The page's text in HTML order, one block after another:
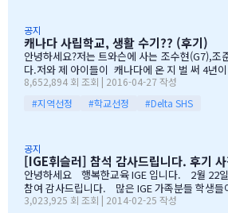
遷之敎, 맹자의 어머니가 자식을 위해 세 번 이사
망정, 조금이라도 기회가 있을 때 망설이지 말라"
등을 떠미셨습니다. 경제적인 여건이 딱히 좋은 것도 아니었습니다.
유학비용도 평소 한국에서 들어가던 교육비에 생
가는 수준으로 잡았습니다. 자린고비 정신으로 단단히 무장을 했지
요. 어찌보면 단순무식하게 "영어도 배우고 아
공지
캐나다 사립학교, 생활 수기?? (후기)
안녕하세요?저는 트와슨에 사는 조수현(G7),조
다.저와 제 아이들이 캐나다에 온 지 벌 써 4년
렇게 오래 있게 된 이유는 단 하나 너무 좋아서 입
다도 가까이 있고 조용하고 제 아이들이 다니는
다.백인 비율도 높고요.ㅎㅎ제가 가장 만족도가
정말 대단합니다.발론티어로 돌아가는 것도 대단
처음 왔을 떼 G4 영어도 잘 못하고 힘들어 할 때
엉뚱한 짓을 할 때도 선생님께서 괜찮다고남자아
거라고 말씀해주시고아이의 작은 장단점도 다 알
크게 칭찬해주시고학년 마지막 주에는 저를 앉혀
8,652,894 회 조회 | 2016-04-27 작성
#지역선정
#학교선정 #Delta SHS
공지
[IGE휘슬러] 참석 감사드립니다. 후기
안녕하세요 행복한교육 IGE 입니다. 2월 22
참여 감사드립니다. 많은 IGE 가족분들 학생들
빛내주셔서 감사드립니다. 안타깝게도 화창한
3,023,925 회 조회 | 2014-02-25 작성